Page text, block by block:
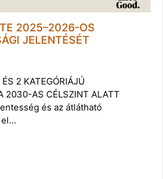
2025–2026-OS
JELENTÉSÉT
2 KATEGÓRIÁJÚ
2030-AS CÉLSZINT ALATT
és az átlátható
el…